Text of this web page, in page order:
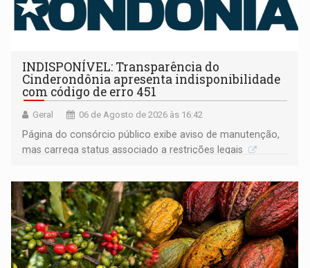
INDISPONÍVEL: Transparência do
Cinderondônia apresenta indisponibilidade
com código de erro 451
Geral 06 de Agosto de 2026 às 16:42
Página do consórcio público exibe aviso de manutenção,
mas carrega status associado a restrições legais